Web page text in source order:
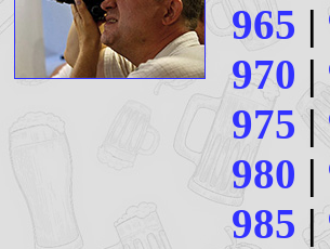
965 |
970 |
975|
980 |
985 |